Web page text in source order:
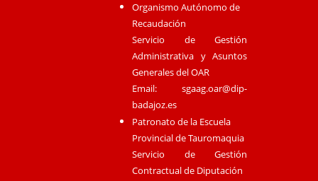
Organismo Autónomo de
Recaudación
Servicio de Gestión
Administrativa y Asuntos
Generales del OAR
Email:sgaag.oar@dip-
badajoz.es
Patronato de la Escuela
Provincial de Tauromaquia
Servicio de Gestión
Contractual de Diputación